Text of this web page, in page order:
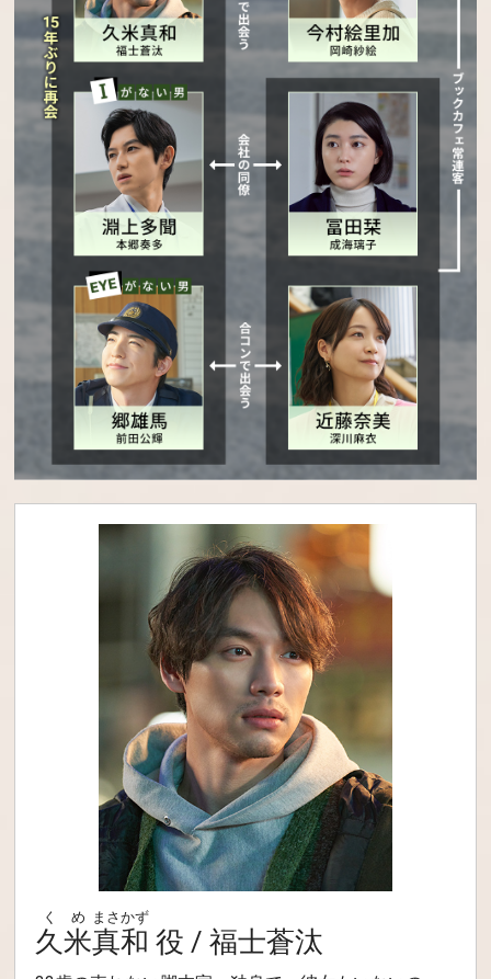
久米
くめ
真和
まさかず
役 / 福士蒼汰